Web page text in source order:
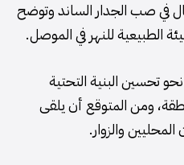
في صب الجدار الساند وتوضح
الطبيعية للنهر في الموصل.
تحسين البنية التحتية
ومن المتوقع أن يلقى
والزوار.